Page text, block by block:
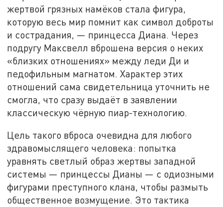
жертвой грязных намёков стала фигура,
которую весь мир помнит как символ доброты
и сострадания, — принцесса Диана. Через
подругу Максвелл вброшена версия о неких
«близких отношениях» между леди Ди и
педофильным магнатом. Характер этих
отношений сама свидетельница уточнить не
смогла, что сразу выдаёт в заявлении
классическую чёрную пиар-технологию.
Цель такого вброса очевидна для любого
здравомыслящего человека: попытка
уравнять светлый образ жертвы западной
системы — принцессы Дианы — с одиозными
фигурами преступного клана, чтобы размыть
общественное возмущение. Это тактика